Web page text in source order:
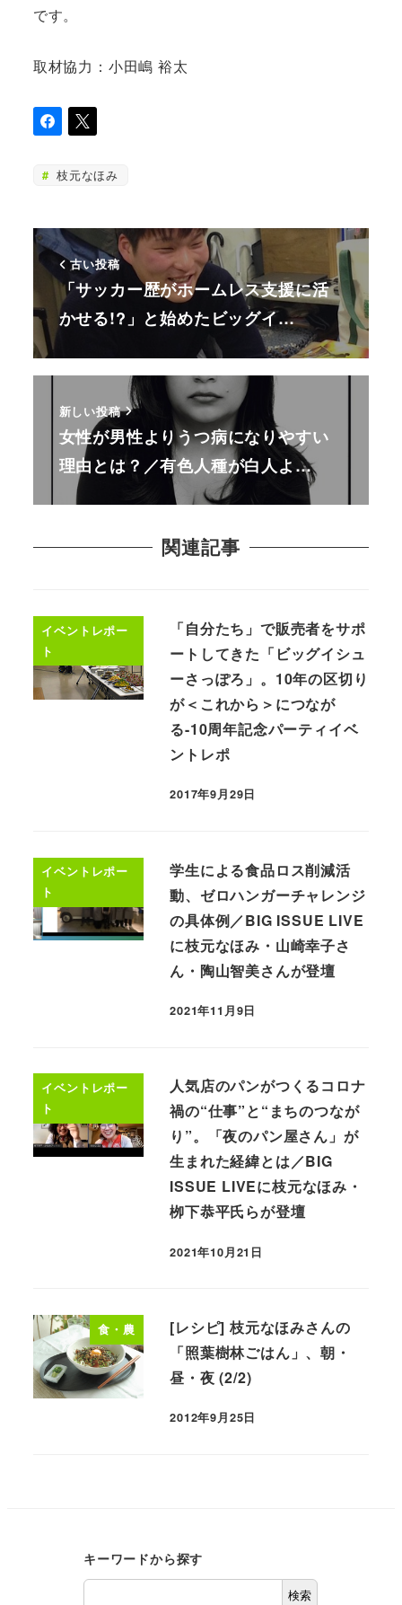
です。
取材協力：小田嶋 裕太
枝元なほみ
古い投稿
「サッカー歴がホームレス支援に活
かせる!?」と始めたビッグイ…
新しい投稿
女性が男性よりうつ病になりやすい
理由とは？／有色人種が白人よ…
関連記事
イベントレポー
ト
「自分たち」で販売者をサポ
ートしてきた「ビッグイシュ
ーさっぽろ」。10年の区切り
が＜これから＞につなが
る-10周年記念パーティイベ
ントレポ
2017年9月29日
イベントレポー
ト
学生による食品ロス削減活
動、ゼロハンガーチャレンジ
の具体例／BIG ISSUE LIVE
に枝元なほみ・山崎幸子さ
ん・陶山智美さんが登壇
2021年11月9日
イベントレポー
ト
人気店のパンがつくるコロナ
禍の“仕事”と“まちのつなが
り”。「夜のパン屋さん」が
生まれた経緯とは／BIG
ISSUE LIVEに枝元なほみ・
栁下恭平氏らが登壇
2021年10月21日
食・農
[レシピ] 枝元なほみさんの
「照葉樹林ごはん」、朝・
昼・夜 (2/2)
2012年9月25日
キーワードから探す
検索